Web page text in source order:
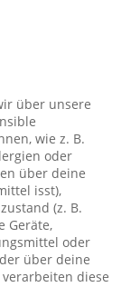
über unsere
wie z. B.
oder
über deine
isst),
(z. B.
Geräte,
oder
über deine
diese